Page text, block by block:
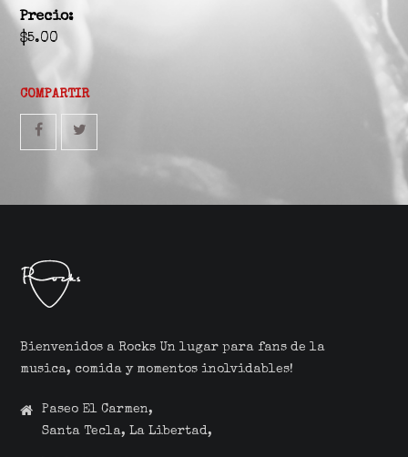
Precio:
$5.00
COMPARTIR
Bienvenidos a Rocks Un lugar para fans de la
musica, comida y momentos inolvidables!
Paseo El Carmen,
Santa Tecla, La Libertad,